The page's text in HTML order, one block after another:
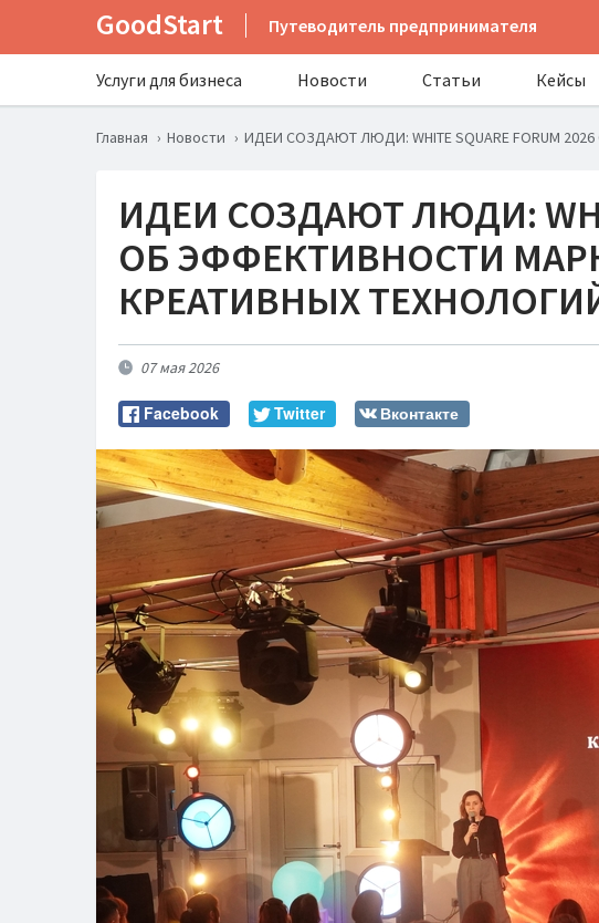
GoodStart Путеводитель предпринимателя
Услуги для бизнеса Новости Статьи Кейсы
Главная Новости ИДЕИ СОЗДАЮТ ЛЮДИ: WHITE SQUARE FORUM
ИДЕИ СОЗДАЮТ ЛЮДИ:
ОБ ЭФФЕКТИВНОСТИ
КРЕАТИВНЫХ
07 мая 2026
Facebook Twitter Вконтакте